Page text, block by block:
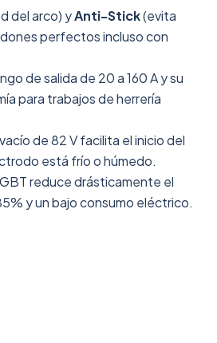
del arco) yAnti-Stick(evita
perfectos incluso con
de salida de 20 a 160 A y su
para trabajos de herrería
de 82 V facilita el inicio del
está frío o húmedo.
reduce drásticamente el
y un bajo consumo eléctrico.